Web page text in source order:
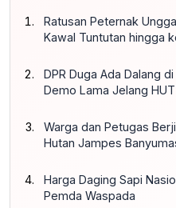
Ratusan Peternak
Kawal Tuntutan hingga
DPR Duga Ada Dalang
Demo Lama Jelang HUT
Warga dan Petugas
Hutan Jampes
Harga Daging Sapi
Pemda Waspada